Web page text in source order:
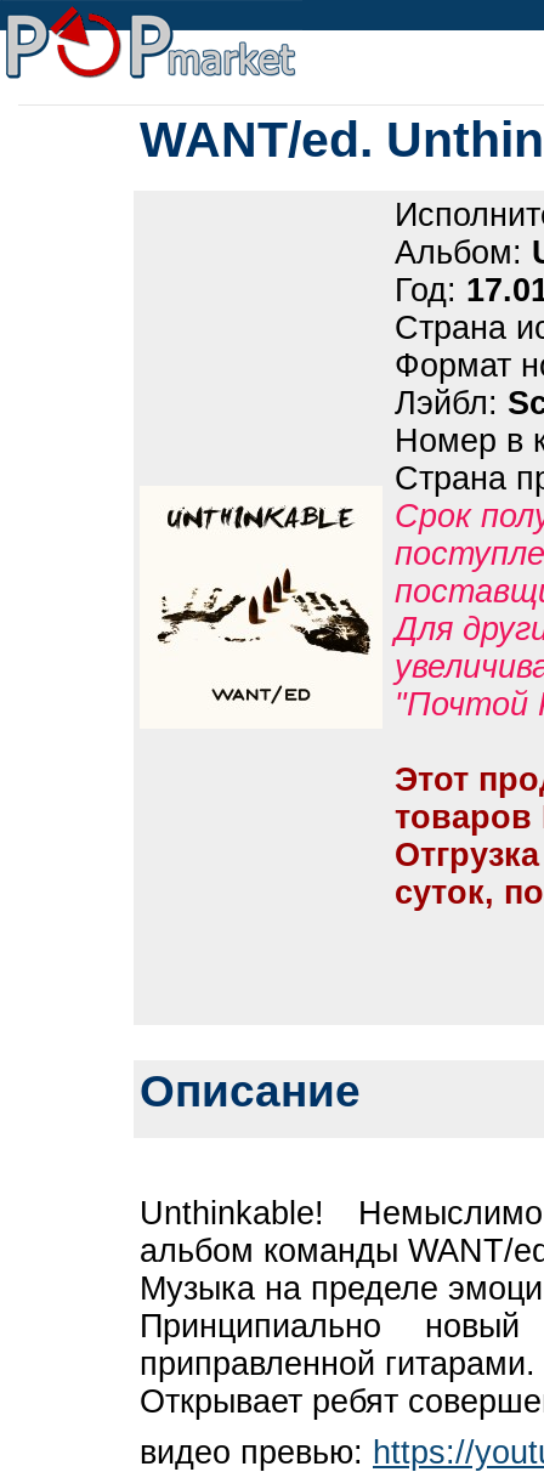
WANT/ed.
Альбом:
Год:
Страна
Формат
Лэйбл:
Номер в
Страна
Срок
Для
"Почтой
Этот
товаров
суток,
Описание
Unthinkable!
альбом команды WANT/
Музыка на пределе
Принципиально
приправленной гитарами.
Открывает ребят
видео превью: https://